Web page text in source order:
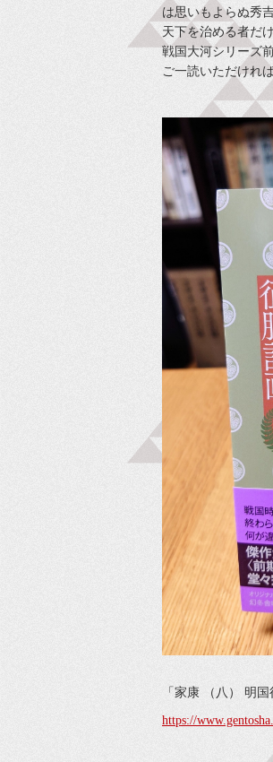
は思いもよらぬ秀
天下を治める者だ
戦国大河シリーズ
ご一読いただけれ
「家康 （八） 明
https://